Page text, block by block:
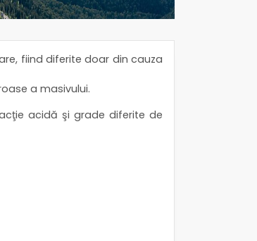
fiind diferite doar din cauza
a masivului.
acidă şi grade diferite de